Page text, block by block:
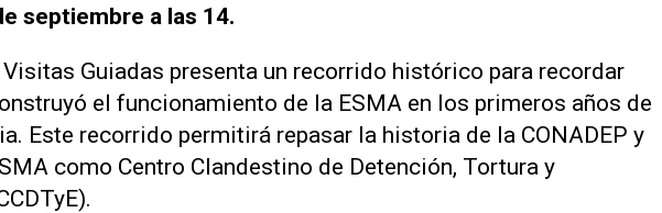
septiembre a las 14.
Visitas Guiadas presenta un recorrido histórico para recordar
el funcionamiento de la ESMA en los primeros años de
Este recorrido permitirá repasar la historia de la CONADEP y
como Centro Clandestino de Detención, Tortura y